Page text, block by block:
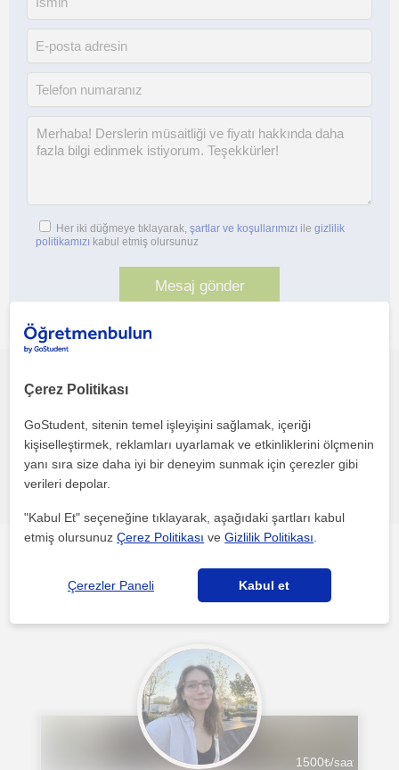
Her iki düğmeye tıklayarak, şartlar ve koşullarımızı ile gizlilik
politikamızı kabul etmiş olursunuz
Bu profili paylaş veya e-posta ile gönder
Hata bildir
1500₺/saat
Çerez Politikası
GoStudent, sitenin temel işleyişini sağlamak, içeriği
kişiselleştirmek, reklamları uyarlamak ve etkinliklerini ölçmenin
yanı sıra size daha iyi bir deneyim sunmak için çerezler gibi
verileri depolar.
"Kabul Et" seçeneğine tıklayarak, aşağıdaki şartları kabul
etmiş olursunuzÇerez Politikası veGizlilik Politikası
Çerezler Paneli Kabul et